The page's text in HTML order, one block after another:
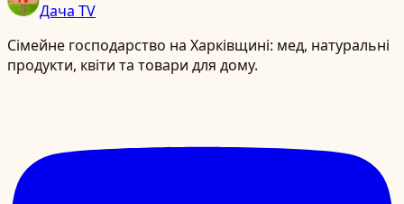
Дача TV
Сімейне господарство на Харківщині: мед, натуральні
продукти, квіти та товари для дому.